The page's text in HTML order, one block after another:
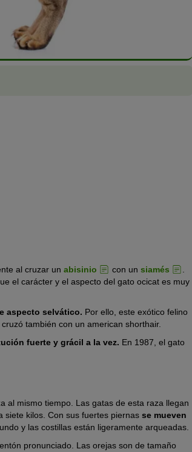
al cruzar un abisinio con un siamés
el carácter y el aspecto del gato ocicat es muy
aspecto selvático. Por ello, este exótico felino
también con un american shorthair.
fuerte y grácil a la vez. En 1987, el gato
al mismo tiempo. Las gatas de esta raza llegan
siete kilos. Con sus fuertes piernas se mueven
y las costillas están ligeramente arqueadas.
pronunciado. Las orejas son de tamaño